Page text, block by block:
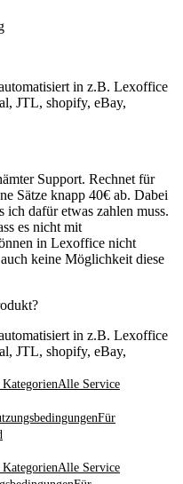
in z.B. Lexoffice
JTL, shopify, eBay,
Support. Rechnet für
Sätze knapp 40€ ab. Dabei
ich dafür etwas zahlen muss.
es nicht mit
in Lexoffice nicht
keine Möglichkeit diese
in z.B. Lexoffice
JTL, shopify, eBay,
Alle Service
Für
Alle Service